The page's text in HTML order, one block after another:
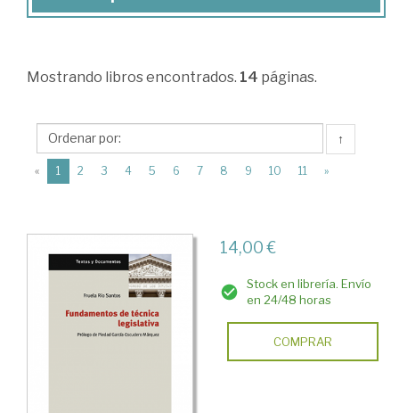
Derecho
Derecho
y
constitucional
política
Derecho
parlamentario
Mostrando libros encontrados. 14 páginas.
↑
« 1 (current)
2 3 4 5 6 7 8 9 10 11 »
14,00 €
Stock en librería. Envío
en 24/48 horas
COMPRAR